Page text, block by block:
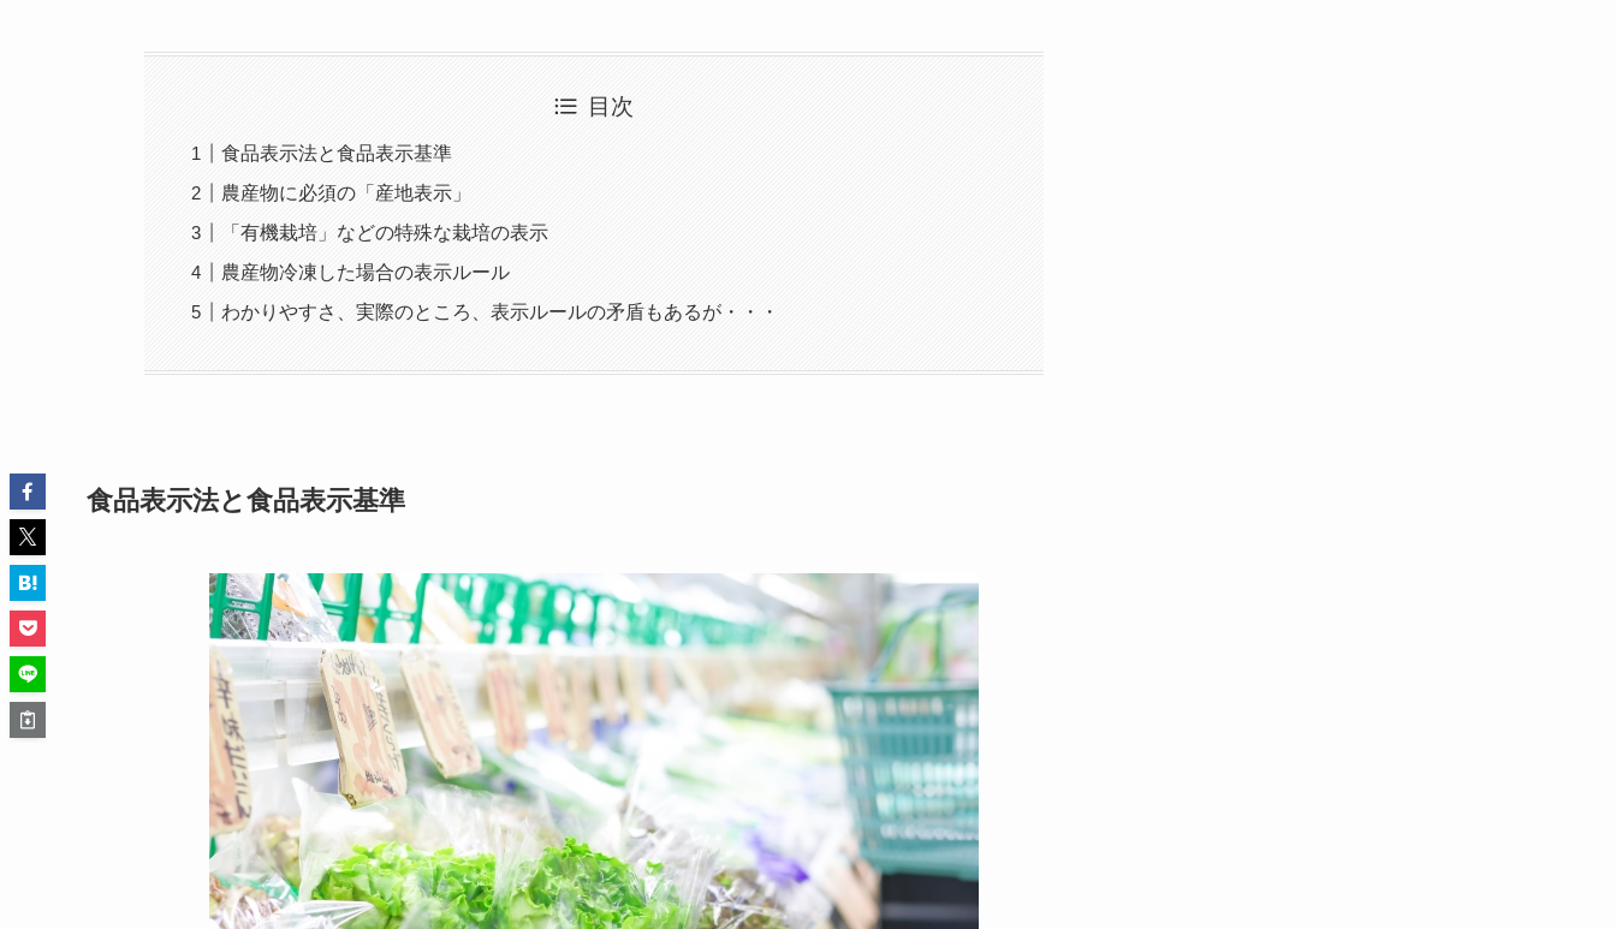
目次
食品表示法と食品表示基準
農産物に必須の「産地表示」
「有機栽培」などの特殊な栽培の表示
農産物冷凍した場合の表示ルール
わかりやすさ、実際のところ、表示ルールの矛盾もあるが・・・
食品表示法と食品表示基準